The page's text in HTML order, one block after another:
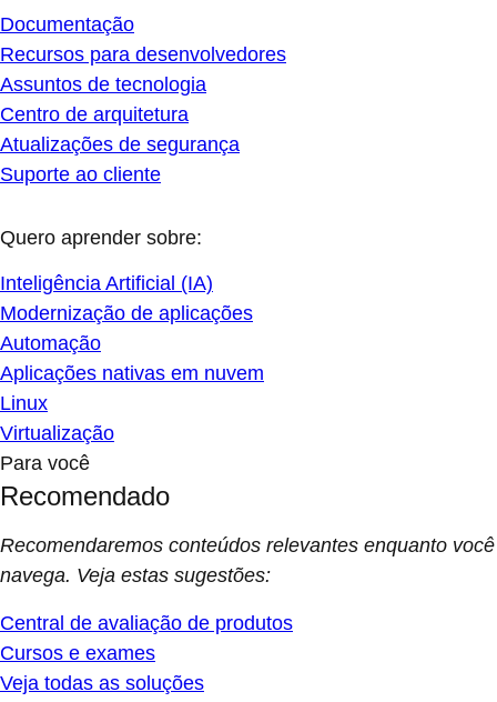
Documentação
Recursos para desenvolvedores
Assuntos de tecnologia
Centro de arquitetura
Atualizações de segurança
Suporte ao cliente
Quero aprender sobre:
Inteligência Artificial (IA)
Modernização de aplicações
Automação
Aplicações nativas em nuvem
Linux
Virtualização
Para você
Recomendado
Recomendaremos conteúdos relevantes enquanto você
navega. Veja estas sugestões:
Central de avaliação de produtos
Cursos e exames
Veja todas as soluções